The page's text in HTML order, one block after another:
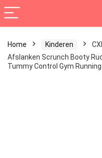
Home Kinderen
Afslanken Scrunch Booty
Tummy Control Gym Running…